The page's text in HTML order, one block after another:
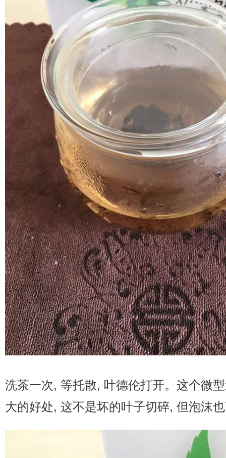
洗茶一次, 等托散, 叶德伦打开。这个微
大的好处, 这不是坏的叶子切碎, 但泡沫